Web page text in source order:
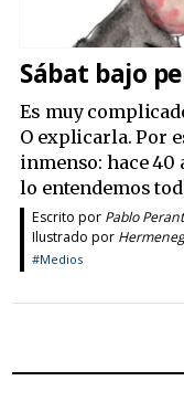
Sábat bajo
Es muy
O explicarla. Por
inmenso: hace 40
lo entendemos
Escrito por Pablo
Ilustrado por
#Medios